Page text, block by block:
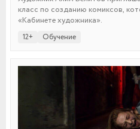
класс по созданию комиксов,
«Кабинете художника».
12+ Обучение